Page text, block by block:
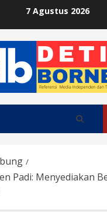
7 Agustus 2026
Padi: Menyediakan